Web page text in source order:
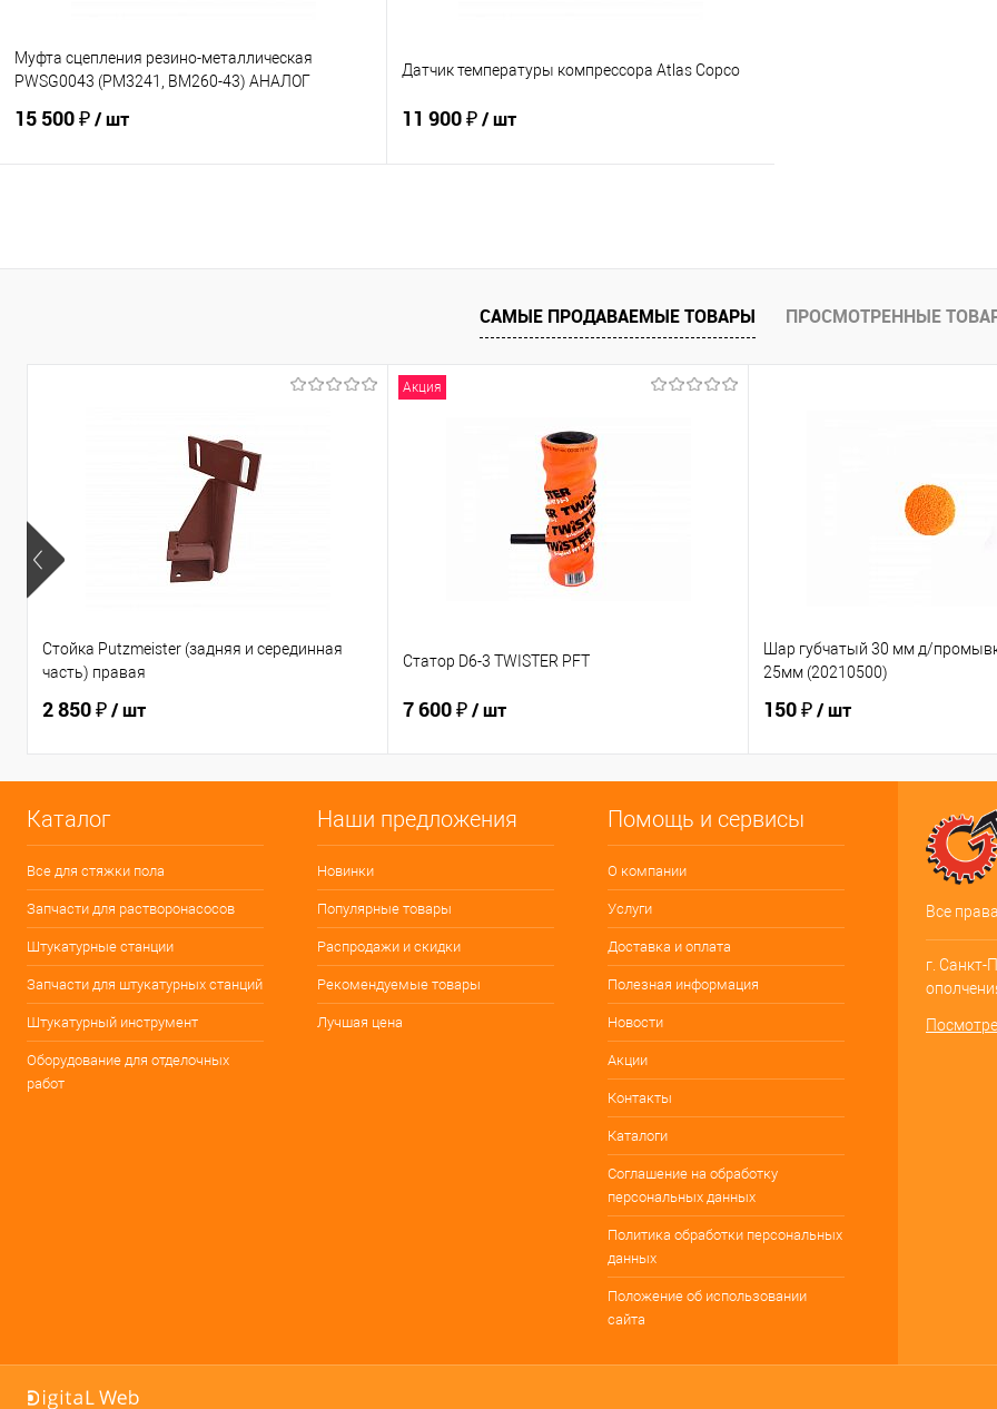
Муфта сцепления резино-металлическая
PWSG0043 (PM3241, BM260-43) АНАЛОГ
15 500 ₽/ шт
Купить в 1 клик
К сравнению
Датчик температуры компрессора Atlas Copco
11 900 ₽/ шт
Купить в 1 клик
К сравнению
В избранное
В наличии
САМЫЕ ПРОДАВАЕМЫЕ ТОВАРЫ ПРОСМОТРЕННЫЕ
Стойка Putzmeister (задняя и серединная
часть) правая
2 850 ₽/ шт
Акция
Статор D6-3 TWISTER PFT
7 600 ₽/ шт
Шар губчатый 30 мм д/
25мм (20210500)
150 ₽/ шт
Каталог
Все для стяжки пола
Запчасти для растворонасосов
Штукатурные станции
Запчасти для штукатурных станций
Штукатурный инструмент
Оборудование для отделочных
работ
Наши предложения
Новинки
Популярные товары
Распродажи и скидки
Рекомендуемые товары
Лучшая цена
Помощь и сервисы
О компании
Услуги
Доставка и оплата
Полезная информация
Новости
Акции
Контакты
Каталоги
Соглашение на обработку
персональных данных
Политика обработки персональных
данных
Положение об использовании
сайта
Все
г. Санкт-